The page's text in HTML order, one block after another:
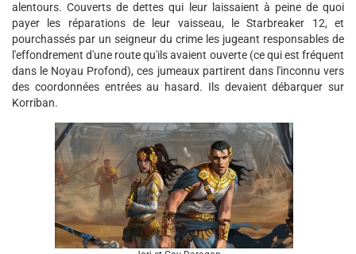
alentours. Couverts de dettes qui leur laissaient à peine de quoi
payer les réparations de leur vaisseau, le Starbreaker 12, et
pourchassés par un seigneur du crime les jugeant responsables de
l'effondrement d'une route qu'ils avaient ouverte (ce qui est fréquent
dans le Noyau Profond), ces jumeaux partirent dans l'inconnu vers
des coordonnées entrées au hasard. Ils devaient débarquer sur
Korriban.